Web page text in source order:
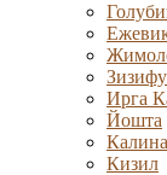
Ирга
Йошта
Кизил